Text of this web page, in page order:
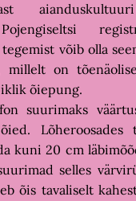
võib olla
millelt on
õiepung.
suurimaks
Lõheroosades
kuni 20 cm
selles
õis tavaliselt